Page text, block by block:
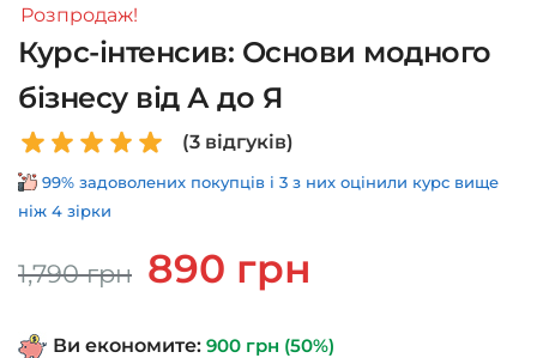
Розпродаж!
Курс-інтенсив: Основи модного
бізнесу від А до Я
(3відгуків)
99% задоволених покупців і 3 з них оцінили курс вище
ніж 4 зірки
1,790грн
Оригінальна
ціна:
890 грн
Ви економите: 900 грн (50%)